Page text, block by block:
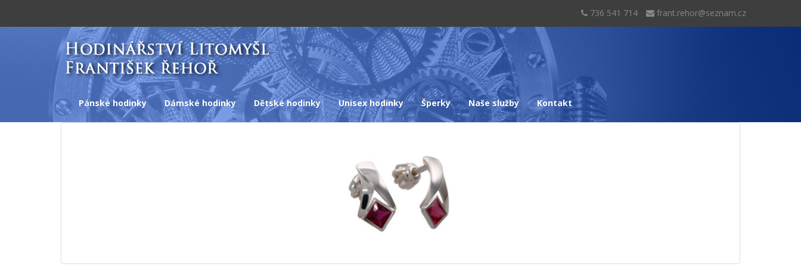
736 541 714 frant.rehor@seznam.cz
Pánské hodinky Dámské hodinky Dětské hodinky Unisex hodinky Šperky Naše služby Kontakt